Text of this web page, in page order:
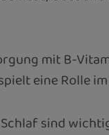
mit B-
eine Rolle
sind